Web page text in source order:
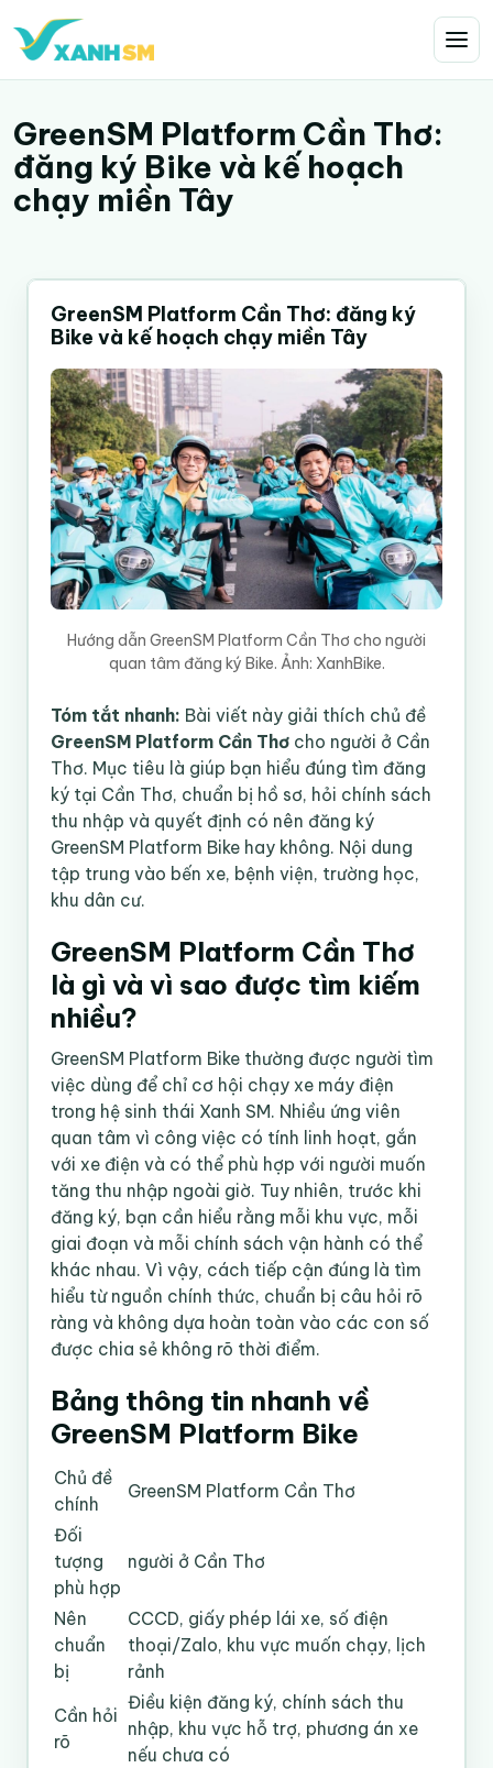
GreenSM Platform Cần Thơ:
đăng ký Bike và kế hoạch
chạy miền Tây
GreenSM Platform Cần Thơ: đăng ký
Bike và kế hoạch chạy miền Tây
Hướng dẫn GreenSM Platform Cần Thơ cho người
quan tâm đăng ký Bike. Ảnh: XanhBike.
Tóm tắt nhanh: Bài viết này giải thích chủ đề
GreenSM Platform Cần Thơ cho người ở Cần
Thơ. Mục tiêu là giúp bạn hiểu đúng tìm đăng
ký tại Cần Thơ, chuẩn bị hồ sơ, hỏi chính sách
thu nhập và quyết định có nên đăng ký
GreenSM Platform Bike hay không. Nội dung
tập trung vào bến xe, bệnh viện, trường học,
khu dân cư.
GreenSM Platform Cần Thơ
là gì và vì sao được tìm kiếm
nhiều?
GreenSM Platform Bike thường được người tìm
việc dùng để chỉ cơ hội chạy xe máy điện
trong hệ sinh thái Xanh SM. Nhiều ứng viên
quan tâm vì công việc có tính linh hoạt, gắn
với xe điện và có thể phù hợp với người muốn
tăng thu nhập ngoài giờ. Tuy nhiên, trước khi
đăng ký, bạn cần hiểu rằng mỗi khu vực, mỗi
giai đoạn và mỗi chính sách vận hành có thể
khác nhau. Vì vậy, cách tiếp cận đúng là tìm
hiểu từ nguồn chính thức, chuẩn bị câu hỏi rõ
ràng và không dựa hoàn toàn vào các con số
được chia sẻ không rõ thời điểm.
Bảng thông tin nhanh về
GreenSM Platform Bike
Chủ đề
chính
GreenSM Platform Cần Thơ
Đối
tượng
phù hợp
người ở Cần Thơ
Nên
chuẩn
bị
CCCD, giấy phép lái xe, số điện
thoại/Zalo, khu vực muốn chạy, lịch
rảnh
Cần hỏi
rõ
Điều kiện đăng ký, chính sách thu
nhập, khu vực hỗ trợ, phương án xe
nếu chưa có